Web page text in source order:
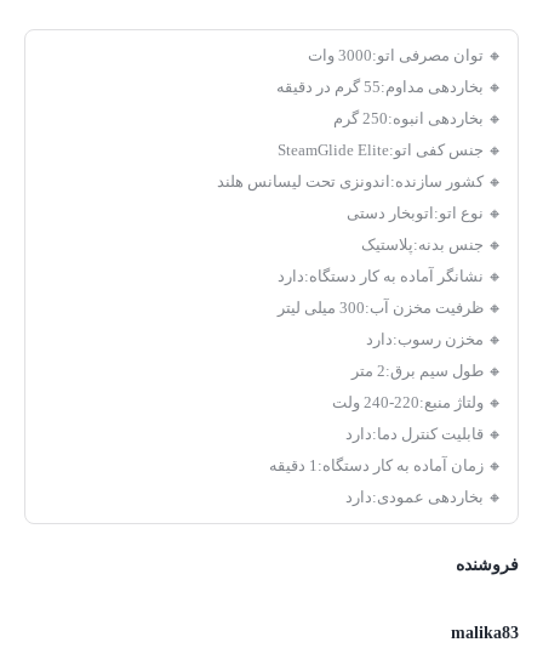
🔸 توان مصرفی اتو:3000 وات
🔸 بخاردهی مداوم:55 گرم در دقیقه
🔸 بخاردهی انبوه:250 گرم
🔸 جنس کفی اتو:SteamGlide Elite
🔸 کشور سازنده:اندونزی تحت لیسانس هلند
🔸 نوع اتو:اتوبخار دستی
🔸 جنس بدنه:پلاستیک
🔸 نشانگر آماده به کار دستگاه:دارد
🔸 ظرفیت مخزن آب:300 میلی لیتر
🔸 مخزن رسوب:دارد
🔸 طول سیم برق:2 متر
🔸 ولتاژ منبع:220-240 ولت
🔸 قابلیت کنترل دما:دارد
🔸 زمان آماده به کار دستگاه:1 دقیقه
🔸 بخاردهی عمودی:دارد
فروشنده
malika83